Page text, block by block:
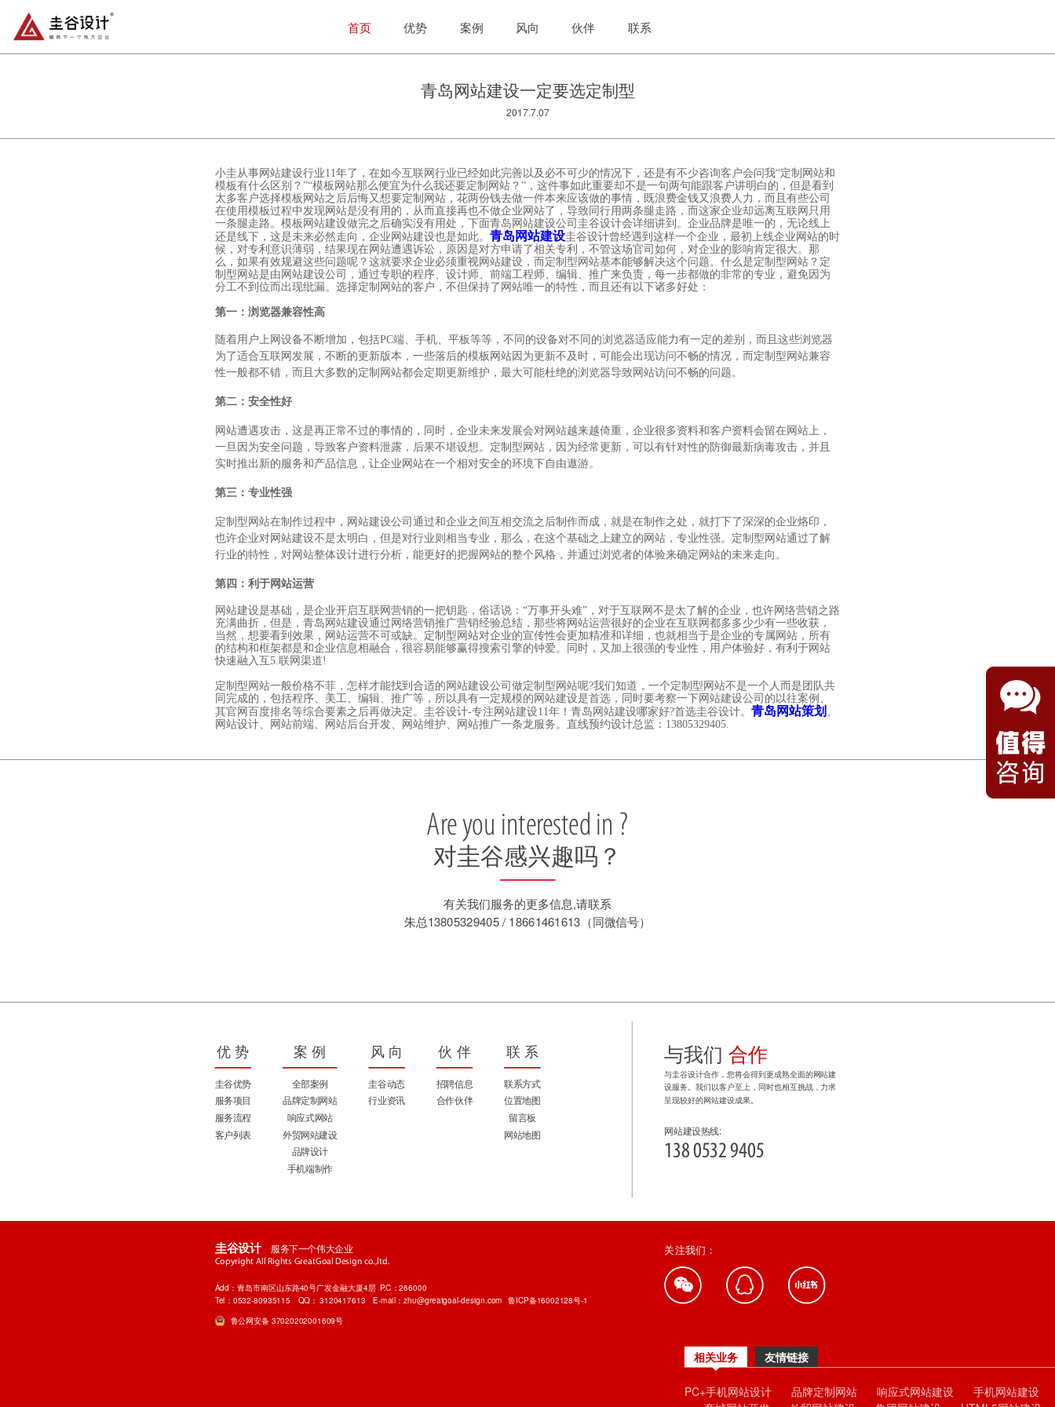
首页 优势 案例 风向 伙伴 联系
青岛网站建设一定要选定制型
2017.7.07
小圭从事网站建设行业11年了，在如今互联网行业已经如此完善以及必不可少的情况下，还是有不少咨询客户会问我“定制网站和
模板有什么区别？”“模板网站那么便宜为什么我还要定制网站？”，这件事如此重要却不是一句两句能跟客户讲明白的，但是看到
太多客户选择模板网站之后后悔又想要定制网站，花两份钱去做一件本来应该做的事情，既浪费金钱又浪费人力，而且有些公司
在使用模板过程中发现网站是没有用的，从而直接再也不做企业网站了，导致同行用两条腿走路，而这家企业却远离互联网只用
一条腿走路。模板网站建设做完之后确实没有用处，下面青岛网站建设公司圭谷设计会详细讲到。企业品牌是唯一的，无论线上
还是线下，这是未来必然走向，企业网站建设也是如此。 青岛网站建设圭谷设计曾经遇到这样一个企业，最初上线企业网站的时
候，对专利意识薄弱，结果现在网站遭遇诉讼，原因是对方申请了相关专利，不管这场官司如何，对企业的影响肯定很大。那
么，如果有效规避这些问题呢？这就要求企业必须重视网站建设，而定制型网站基本能够解决这个问题。 什么是定制型网站？定
制型网站是由网站建设公司，通过专职的程序、设计师、前端工程师、编辑、推广来负责，每一步都做的非常的专业，避免因为
分工不到位而出现纰漏。选择定制网站的客户，不但保持了网站唯一的特性，而且还有以下诸多好处：
第一：浏览器兼容性高
随着用户上网设备不断增加，包括PC端、手机、平板等等，不同的设备对不同的浏览器适应能力有一定的差别，而且这些浏览器
为了适合互联网发展，不断的更新版本，一些落后的模板网站因为更新不及时，可能会出现访问不畅的情况，而定制型网站兼容
性一般都不错，而且大多数的定制网站都会定期更新维护，最大可能杜绝的浏览器导致网站访问不畅的问题。
第二：安全性好
网站遭遇攻击，这是再正常不过的事情的，同时，企业未来发展会对网站越来越倚重，企业很多资料和客户资料会留在网站上，
一旦因为安全问题，导致客户资料泄露，后果不堪设想。定制型网站，因为经常更新，可以有针对性的防御最新病毒攻击，并且
实时推出新的服务和产品信息，让企业网站在一个相对安全的环境下自由遨游。
第三：专业性强
定制型网站在制作过程中，网站建设公司通过和企业之间互相交流之后制作而成，就是在制作之处，就打下了深深的企业烙印，
也许企业对网站建设不是太明白，但是对行业则相当专业，那么，在这个基础之上建立的网站，专业性强。定制型网站通过了解
行业的特性，对网站整体设计进行分析，能更好的把握网站的整个风格，并通过浏览者的体验来确定网站的未来走向。
第四：利于网站运营
网站建设是基础，是企业开启互联网营销的一把钥匙，俗话说：“万事开头难”，对于互联网不是太了解的企业，也许网络营销之路
充满曲折，但是，青岛网站建设通过网络营销推广营销经验总结，那些将网站运营很好的企业在互联网都多多少少有一些收获，
当然，想要看到效果，网站运营不可或缺。定制型网站对企业的宣传性会更加精准和详细，也就相当于是企业的专属网站，所有
的结构和框架都是和企业信息相融合，很容易能够赢得搜索引擎的钟爱。同时，又加上很强的专业性，用户体验好，有利于网站
快速融入互5.联网渠道!
定制型网站一般价格不菲，怎样才能找到合适的网站建设公司做定制型网站呢?我们知道，一个定制型网站不是一个人而是团队共
同完成的，包括程序、美工、编辑、推广等，所以具有一定规模的网站建设是首选，同时要考察一下网站建设公司的以往案例、
其官网百度排名等综合要素之后再做决定。圭谷设计-专注网站建设11年！青岛网站建设哪家好?首选圭谷设计。 青岛网站策划 、
网站设计、网站前端、网站后台开发、网站维护、网站推广一条龙服务。直线预约设计总监：13805329405.
Are you interested in ?
对圭谷感兴趣吗？
有关我们服务的更多信息,请联系
朱总13805329405 / 18661461613（同微信号）
与我们 合作
与圭谷设计合作，您将会得到更成熟全面的网站建
设服务。我们以客户至上，同时也相互挑战，力求
呈现较好的网站建设成果。
网站建设热线:
138 0532 9405
优 势
圭谷优势
服务项目
服务流程
客户列表
案 例
全部案例
品牌定制网站
响应式网站
外贸网站建设
品牌设计
手机端制作
风 向
圭谷动态
行业资讯
伙 伴
招聘信息
合作伙伴
联 系
联系方式
位置地图
留言板
网站地图
圭谷设计 服务下一个伟大企业
Copyright All Rights GreatGoal Design co.,ltd.
Add：青岛市南区山东路40号广发金融大厦4层 P.C：266000
Tel：0532-80935115
QQ：3120417613 E-mail：zhu@greatgoal-design.com 鲁ICP备16002128号-1
鲁公网安备 37020202001609号
关注我们：
相关业务 友情链接
PC+手机网站设计 品牌定制网站 响应式网站建设
手机网站建设